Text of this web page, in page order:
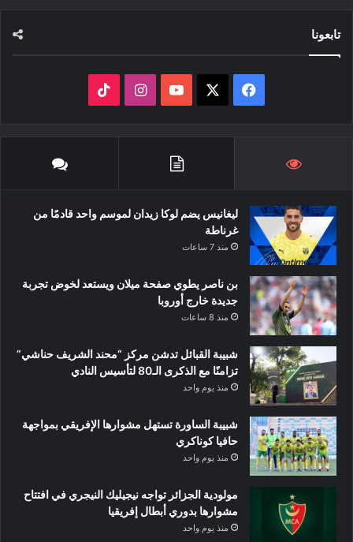
تابعونا
فيسبوك ‫YouTubeانستقرام
ليغانيس يضم لوكا زيدان لموسم واحد قادمًا من
غرناطة
منذ 7 ساعات
بن ناصر يطوي صفحة ميلان ويستعد لخوض تجربة
جديدة خارج أوروبا
منذ 8 ساعات
شبيبة القبائل تدشن مركز “محند الشريف حناشي”
تزامنًا مع الذكرى الـ80 لتأسيس النادي
منذ يوم واحد
شبيبة الساورة تستهل مشوارها الإفريقي بمواجهة
حافيا كوناكري
منذ يوم واحد
مولودية الجزائر تواجه نيجيليك النيجري في افتتاح
مشوارها بدوري أبطال إفريقيا
منذ يوم واحد